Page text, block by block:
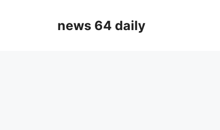
news 64 daily